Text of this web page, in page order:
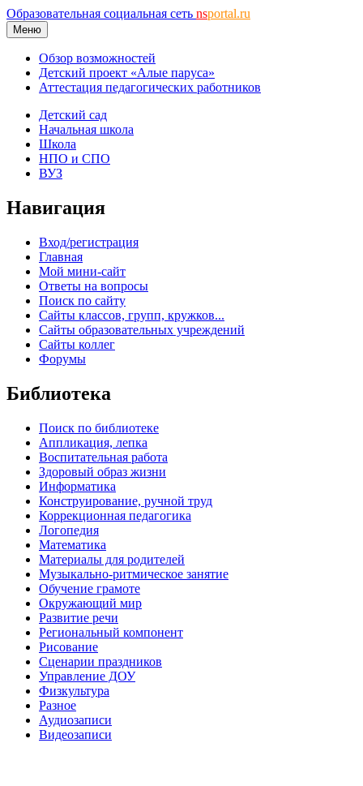
Образовательная социальная сеть nsportal.ru
Меню
Обзор возможностей
Детский проект «Алые паруса»
Аттестация педагогических работников
Детский сад
Начальная школа
Школа
НПО и СПО
ВУЗ
Навигация
Вход/регистрация
Главная
Мой мини-сайт
Ответы на вопросы
Поиск по сайту
Сайты классов, групп, кружков...
Сайты образовательных учреждений
Сайты коллег
Форумы
Библиотека
Поиск по библиотеке
Аппликация, лепка
Воспитательная работа
Здоровый образ жизни
Информатика
Конструирование, ручной труд
Коррекционная педагогика
Логопедия
Математика
Материалы для родителей
Музыкально-ритмическое занятие
Обучение грамоте
Окружающий мир
Развитие речи
Региональный компонент
Рисование
Сценарии праздников
Управление ДОУ
Физкультура
Разное
Аудиозаписи
Видеозаписи